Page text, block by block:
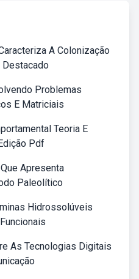
A Colonização
Destacado
Problemas
E Matriciais
Teoria E
Pdf
Apresenta
Paleolítico
Hidrossolúveis
As Tecnologias Digitais